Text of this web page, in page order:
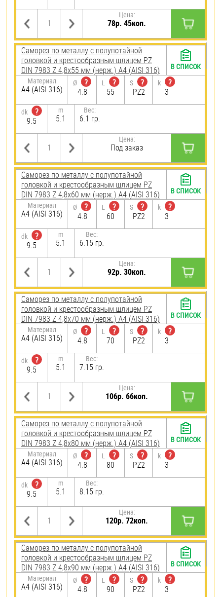
Цена:
78р. 45коп.
Саморез по металлу с полупотайной
головкой и крестообразным шлицем PZ
DIN 7983 Z 4,8х55 мм (нерж.) A4 (AISI 316)
Материал
A4 (AISI 316)
Ø
?
4.8
L
?
55
S
?
PZ2
k
?
3
dk
?
9.5
m
5.1
Вес:
6.1 гр.
Цена:
Под заказ
В СПИСОК
Саморез по металлу с полупотайной
головкой и крестообразным шлицем PZ
DIN 7983 Z 4,8х60 мм (нерж.) A4 (AISI 316)
Материал
A4 (AISI 316)
Ø
?
4.8
L
?
60
S
?
PZ2
k
?
3
dk
?
9.5
m
5.1
Вес:
6.15 гр.
Цена:
92р. 30коп.
В СПИСОК
Саморез по металлу с полупотайной
головкой и крестообразным шлицем PZ
DIN 7983 Z 4,8х70 мм (нерж.) A4 (AISI 316)
Материал
A4 (AISI 316)
Ø
?
4.8
L
?
70
S
?
PZ2
k
?
3
dk
?
9.5
m
5.1
Вес:
7.15 гр.
Цена:
106р. 66коп.
В СПИСОК
Саморез по металлу с полупотайной
головкой и крестообразным шлицем PZ
DIN 7983 Z 4,8х80 мм (нерж.) A4 (AISI 316)
Материал
A4 (AISI 316)
Ø
?
4.8
L
?
80
S
?
PZ2
k
?
3
dk
?
9.5
m
5.1
Вес:
8.15 гр.
Цена:
120р. 72коп.
В СПИСОК
Саморез по металлу с полупотайной
головкой и крестообразным шлицем PZ
DIN 7983 Z 4,8х90 мм (нерж.) A4 (AISI 316)
Материал
A4 (AISI 316)
Ø
?
4.8
L
?
90
S
?
PZ2
k
?
3
В СПИСОК